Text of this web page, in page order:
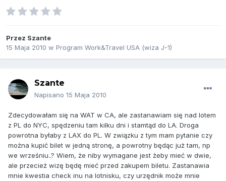
Przez Szante
15 Maja 2010 w Program Work&Travel USA (wiza J-1)
Szante
Napisano 15 Maja 2010
Zdecydowałam się na WAT w CA, ale zastanawiam się nad lotem
z PL do NYC, spędzeniu tam kilku dni i stamtąd do LA. Droga
powrotna byłaby z LAX do PL. W związku z tym mam pytanie czy
można kupić bilet w jedną stronę, a powrotny będąc już tam, np
we wrześniu..? Wiem, że niby wymagane jest żeby mieć w dwie,
ale przecież wizę będę mieć przed zakupem biletu. Zastanawia
mnie kwestia check inu na lotnisku, czy urzędnik może mnie